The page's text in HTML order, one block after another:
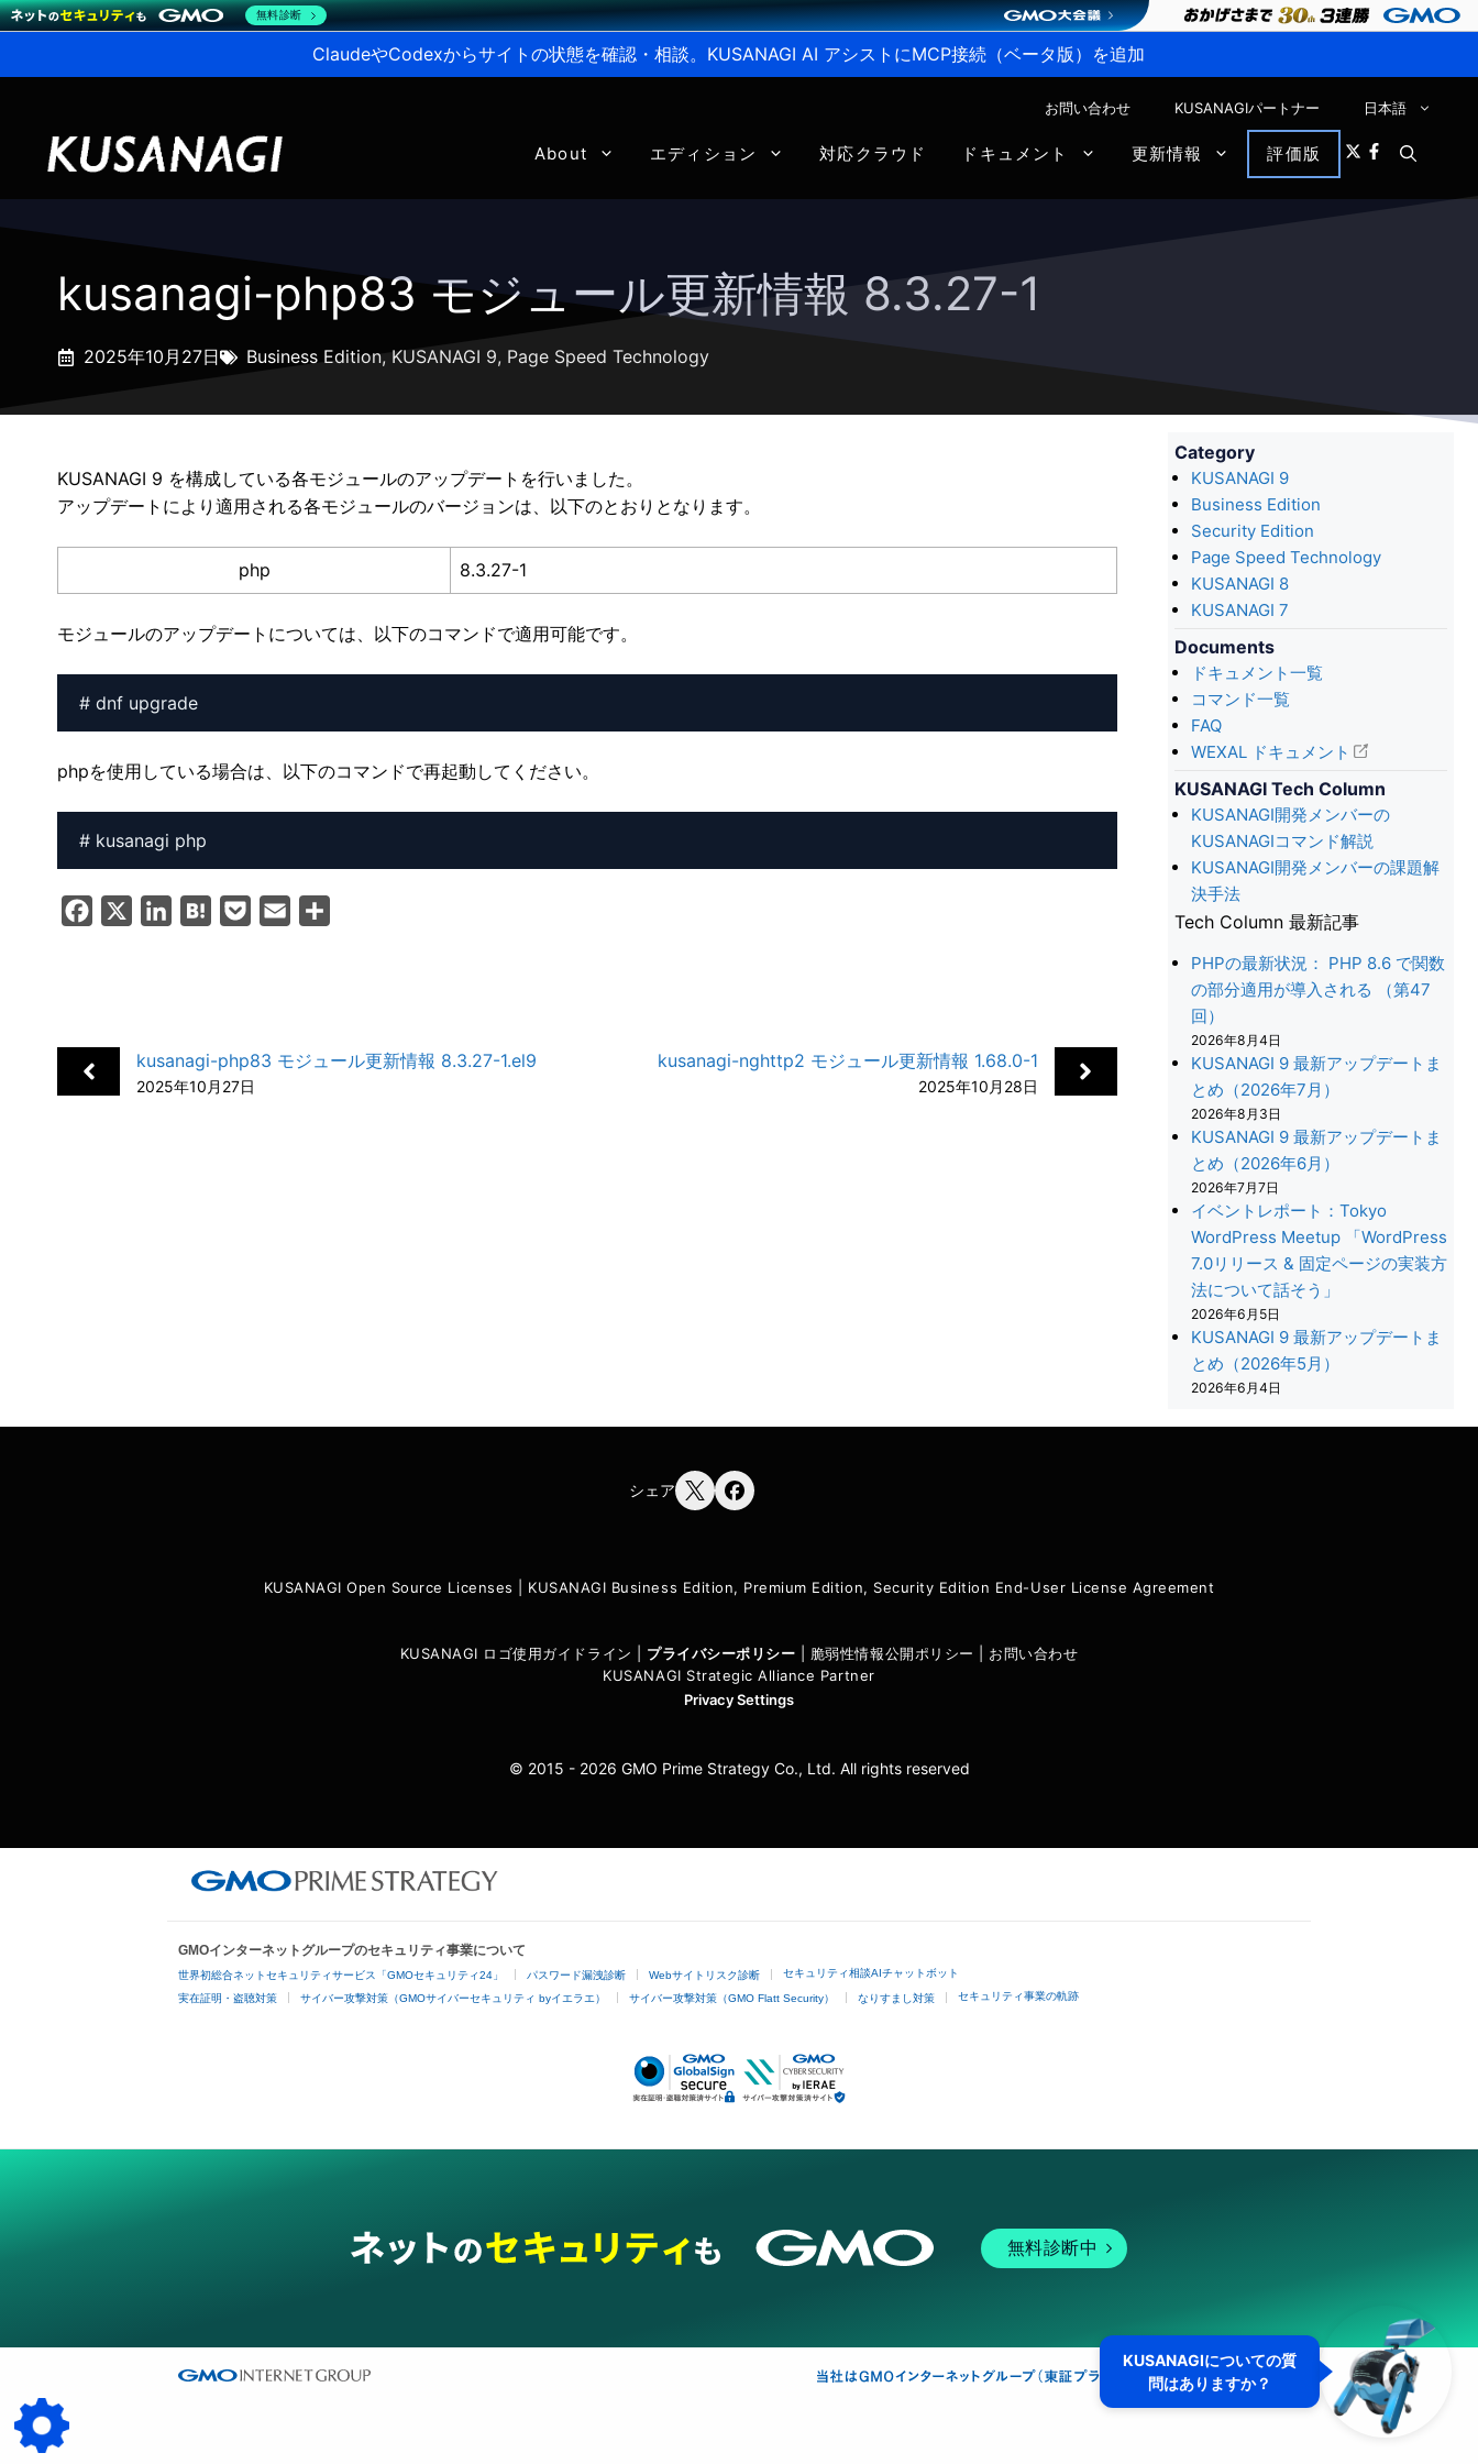
ClaudeやCodexからサイトの状態を確認・相談。KUSANAGI AI アシストにMCP接続（ベータ版）を追加
お問い合わせ KUSANAGIパートナー 日本語
About エディション 対応クラウド ドキュメント 更新情報 評価版
kusanagi-php83 モジュール更新情報 8.3.27-1
2025年10月27日 Business Edition, KUSANAGI 9, Page Speed Technology
KUSANAGI 9 を構成している各モジュールのアップデートを行いました。
アップデートにより適用される各モジュールのバージョンは、以下のとおりとなります。
php 8.3.27-1
モジュールのアップデートについては、以下のコマンドで適用可能です。
# dnf upgrade
phpを使用している場合は、以下のコマンドで再起動してください。
# kusanagi php
o
o
d
I
a
t
kusanagi-php83 モジュール更新情報 8.3.27-1.el9
2025年10月27日
kusanagi-nghttp2 モジュール更新情報 1.68.0-1
2025年10月28日
Category
KUSANAGI 9
Business Edition
Security Edition
Page Speed Technology
KUSANAGI 8
KUSANAGI 7
Documents
ドキュメント一覧
コマンド一覧
FAQ
WEXAL ドキュメント
KUSANAGI Tech Column
KUSANAGI開発メンバーの
KUSANAGIコマンド解説
KUSANAGI開発メンバーの課題解
決手法
Tech Column 最新記事
PHPの最新状況： PHP 8.6 で関数
の部分適用が導入される （第47
回）
2026年8月4日
KUSANAGI 9 最新アップデートま
とめ（2026年7月）
2026年8月3日
KUSANAGI 9 最新アップデートま
とめ（2026年6月）
2026年7月7日
イベントレポート：Tokyo
WordPress Meetup 「WordPress
7.0リリース & 固定ページの実装方
法について話そう」
2026年6月5日
KUSANAGI 9 最新アップデートま
とめ（2026年5月）
2026年6月4日
シェア
KUSANAGI Open Source Licenses KUSANAGI Business Edition, Premium Edition, Security Edition End-User License Agreement
KUSANAGI ロゴ使用ガイドライン プライバシーポリシー 脆弱性情報公開ポリシー
お問い合わせ
KUSANAGI Strategic Alliance Partner
Privacy Settings
© 2015 - 2026 GMO Prime Strategy Co., Ltd. All rights reserved
GMOインターネットグループのセキュリティ事業について
世界初総合ネットセキュリティサービス「GMOセキュリティ24」 パスワード漏洩診断 Webサイトリスク診断 セキュリティ相談AIチャットボット
実在証明・盗聴対策 サイバー攻撃対策（GMOサイバーセキュリティ byイエラエ） サイバー攻撃対策（GMO Flatt Security） なりすまし対策 セキュリティ事業の軌跡
無料診断中
KUSANAGIについての質
問はありますか？
無料診断